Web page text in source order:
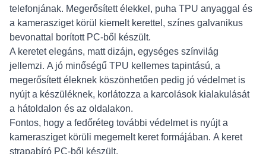
telefonjának. Megerősített élekkel, puha TPU anyaggal és
a kamerasziget körül kiemelt kerettel, színes galvanikus
bevonattal borított PC-ből készült.
A keretet elegáns, matt dizájn, egységes színvilág
jellemzi. A jó minőségű TPU kellemes tapintású, a
megerősített éleknek köszönhetően pedig jó védelmet is
nyújt a készüléknek, korlátozza a karcolások kialakulását
a hátoldalon és az oldalakon.
Fontos, hogy a fedőréteg további védelmet is nyújt a
kamerasziget körüli megemelt keret formájában. A keret
strapabíró PC-ből készült.